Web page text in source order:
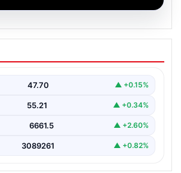
sponsorluğu açıklaması!
Lig…
47.70 ▲ +0.15%
55.21 ▲ +0.34%
6661.5 ▲ +2.60%
3089261 ▲ +0.82%